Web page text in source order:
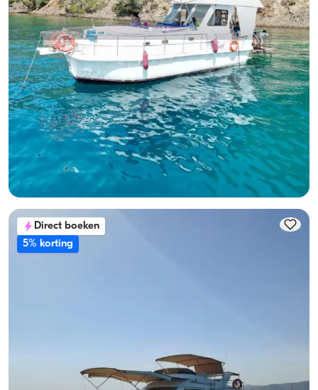
Gocek, Muğla Nieuwe boot
10-Persoon Capaciteit, Bemanning-On-Board & Fuel-
Included Jachtverhuur
Met kapitein
Boot
Zeilen 10 Pers. · 3 Hut · 12.00m
Laagste
24.000 TL
Beschikbaarheid & prijs bekijken
Direct boeken
5% korting